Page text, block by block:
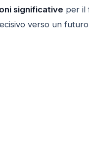
significative per il
verso un